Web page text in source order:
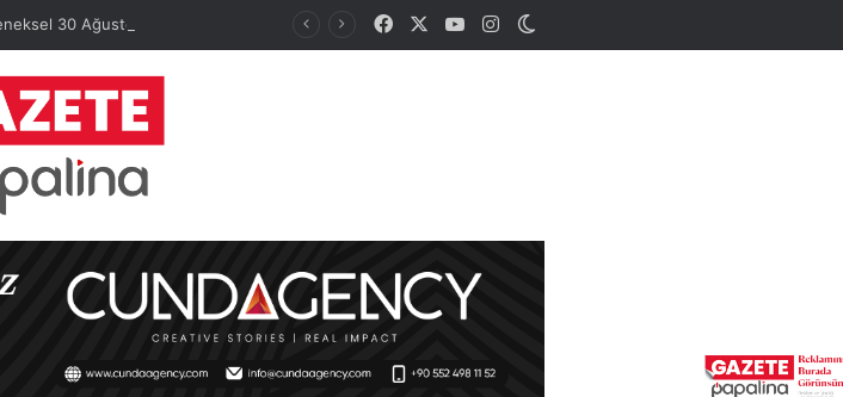
FacebookYouTubeInstagramDış görünümü değiştir